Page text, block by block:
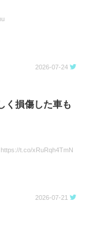
2026-07-24
く損傷した車も
t.co/xRuRqh4TmN
2026-07-21